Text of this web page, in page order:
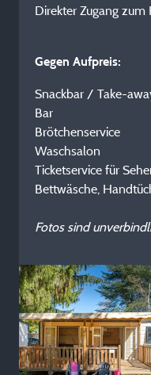
Direkter Zugang zum
Gegen Aufpreis:
Snackbar / Take-
Bar
Brötchenservice
Waschsalon
Ticketservice für
Bettwäsche,
Fotos sind